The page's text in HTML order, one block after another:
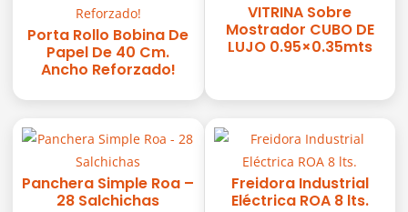
Porta Rollo Bobina De
Papel De 40 Cm.
Ancho Reforzado!
VITRINA Sobre
Mostrador CUBO DE
LUJO 0.95×0.35mts
Panchera Simple Roa –
28 Salchichas
Freidora Industrial
Eléctrica ROA 8 lts.